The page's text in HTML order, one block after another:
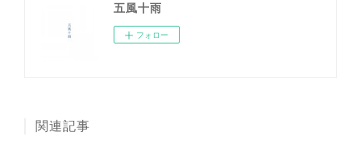
五風十雨
フォロー
関連記事